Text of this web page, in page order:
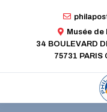
Musée de
34 BOULEVARD
75731 PARIS